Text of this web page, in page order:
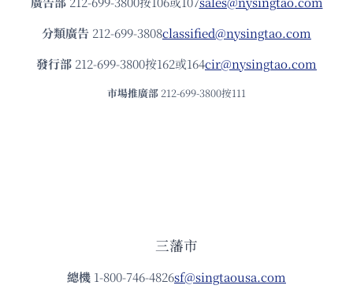
分類廣告 212-699-3808classified@nysingtao.com
發⾏部 212-699-3800按162或164cir@nysingtao.com
市場推廣部 212-699-3800按111
三藩市
總機 1-800-746-4826sf@singtaousa.com